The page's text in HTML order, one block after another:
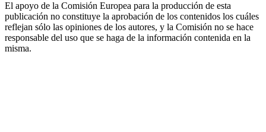
El apoyo de la Comisión Europea para la producción de esta
publicación no constituye la aprobación de los contenidos los cuáles
reflejan sólo las opiniones de los autores, y la Comisión no se hace
responsable del uso que se haga de la información contenida en la
misma.